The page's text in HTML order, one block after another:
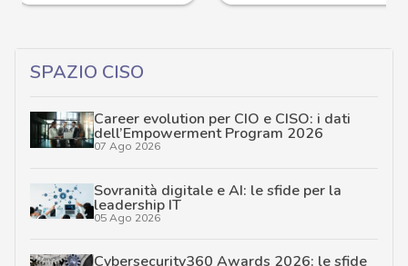
SPAZIO CISO
Career evolution per CIO e CISO: i dati
dell’Empowerment Program 2026
07 Ago 2026
Sovranità digitale e AI: le sfide per la
leadership IT
05 Ago 2026
Cybersecurity360 Awards 2026: le sfide